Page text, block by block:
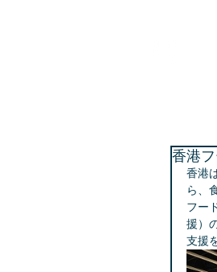
香港
香港
ら、
フー
援）
支援